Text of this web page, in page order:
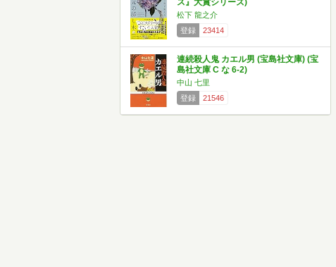
ス』大賞シリーズ)
松下 龍之介
登録
23414
連続殺人鬼 カエル男 (宝島社文庫) (宝
島社文庫 C な 6-2)
中山 七里
登録
21546